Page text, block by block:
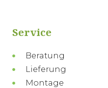
Service
Beratung
Lieferung
Montage